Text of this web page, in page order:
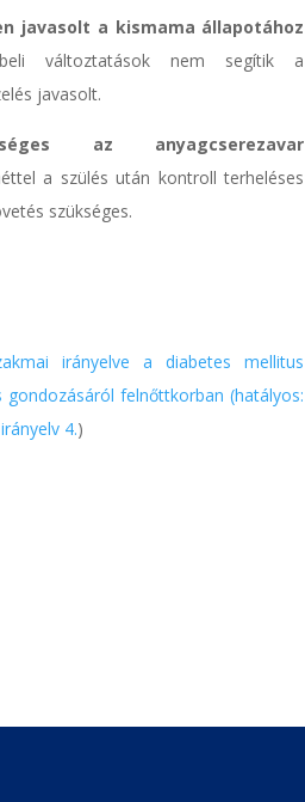
javasolt a kismama állapotához
változtatások nem segítik a
javasolt.
az anyagcserezavar
a szülés után kontroll terheléses
szükséges.
irányelve a diabetes mellitus
felnőttkorban (hatályos:
4.)